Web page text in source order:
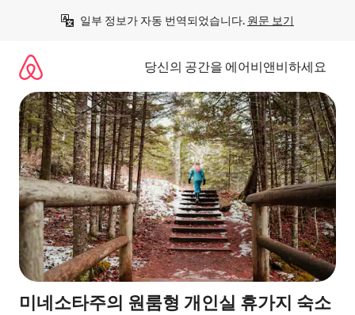
일부 정보가 자동 번역되었습니다. 원문 보기
당신의 공간을 에어비앤비하세요
미네소타주의 원룸형 개인실 휴가지 숙소